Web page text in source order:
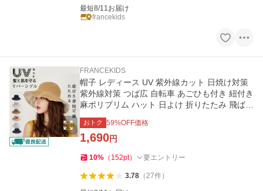
最短8/11お届け
francekids
FRANCEKIDS
帽子 レディース UV 紫外線カット 日焼け対策
紫外線対策 つば広 自転車 あごひも付き 紐付き
麻ポリブリム ハット 日よけ 折りたたみ 飛ばな
い 春 夏 母の日
おトク 59%OFF価格
1,690円
10% （ 152pt） 要エントリー
3.78（27件）